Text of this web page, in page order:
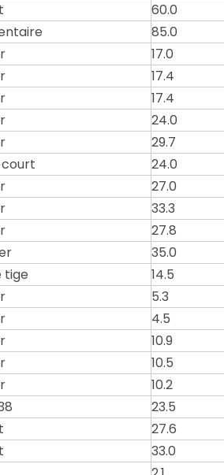
60.0
85.0
17.0
17.4
17.4
24.0
29.7
24.0
27.0
33.3
27.8
35.0
tige 14.5
5.3
4.5
10.9
10.5
10.2
23.5
27.6
33.0